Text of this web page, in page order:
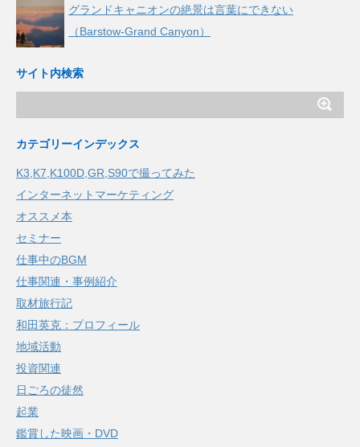
グランドキャニオンの絶景は言葉にできない
（Barstow-Grand Canyon）
サイト内検索
カテゴリーインデックス
K3,K7,K100D,GR,S90で撮ってみた
インターネットマーケティング
オススメ本
セミナー
仕事中のBGM
仕事関連・事例紹介
取材旅行記
和田英克：プロフィール
地域活動
投資関連
日ごろの徒然
起業
鑑賞した映画・DVD